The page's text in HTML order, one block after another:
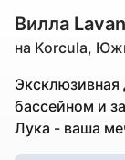
Вилла
на Korcula,
Эксклюзивная
бассейном и
Лука - ваша